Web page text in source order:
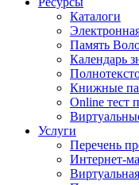
Каталоги
Память
Календарь
Книжные
Online тест
Услуги
Перечень
Интернет-